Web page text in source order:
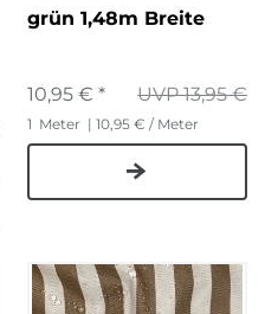
grün 1,48m Breite
UVP 13,95 €
10,95 € *
1 Meter | 10,95 € / Meter